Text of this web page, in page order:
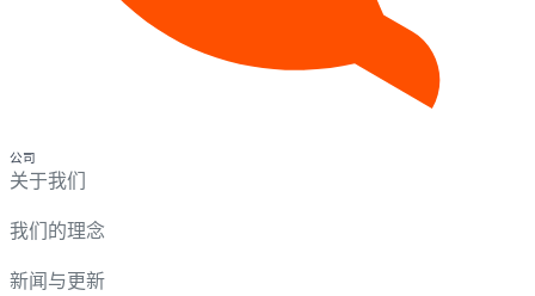
公司
关于我们
我们的理念
新闻与更新